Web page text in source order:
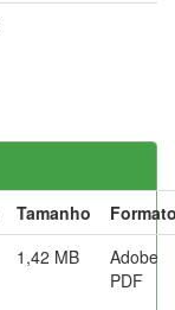
Tamanho
1,42 MB
Adobe
PDF